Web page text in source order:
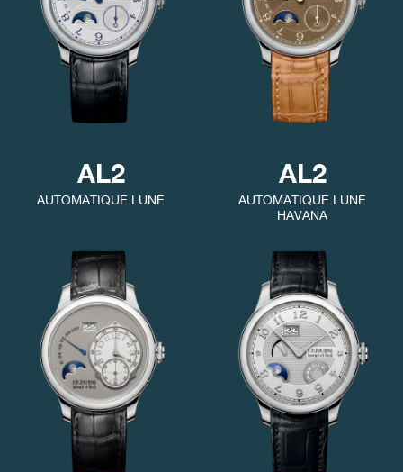
AL2
AUTOMATIQUE LUNE
AL2
AUTOMATIQUE LUNE
HAVANA
FAUX